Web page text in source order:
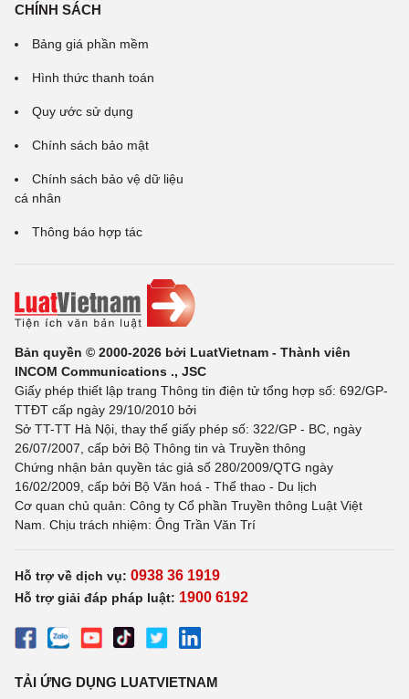
CHÍNH SÁCH
Bảng giá phần mềm
Hình thức thanh toán
Quy ước sử dụng
Chính sách bảo mật
Chính sách bảo vệ dữ liệu
cá nhân
Thông báo hợp tác
Bản quyền © 2000-2026 bởi LuatVietnam - Thành viên
INCOM Communications ., JSC
Giấy phép thiết lập trang Thông tin điện tử tổng hợp số: 692/GP-
TTĐT cấp ngày 29/10/2010 bởi
Sở TT-TT Hà Nội, thay thế giấy phép số: 322/GP - BC, ngày
26/07/2007, cấp bởi Bộ Thông tin và Truyền thông
Chứng nhận bản quyền tác giả số 280/2009/QTG ngày
16/02/2009, cấp bởi Bộ Văn hoá - Thể thao - Du lịch
Cơ quan chủ quản: Công ty Cổ phần Truyền thông Luật Việt
Nam. Chịu trách nhiệm: Ông Trần Văn Trí
Hỗ trợ về dịch vụ: 0938 36 1919
Hỗ trợ giải đáp pháp luật: 1900 6192
TẢI ỨNG DỤNG LUATVIETNAM